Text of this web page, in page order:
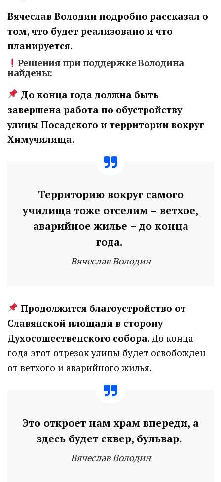
Вячеслав Володин подробно рассказал о
том, что будет реализовано и что
планируется.
Решения при поддержке Володина
найдены:
До конца года должна быть
завершена работа по обустройству
улицы Посадского и территории вокруг
Химучилища.
Территорию вокруг самого
училища тоже отселим – ветхое,
аварийное жилье – до конца
года.
Вячеслав Володин
Продолжится благоустройство от
Славянской площади в сторону
Духосошественского собора. До конца
года этот отрезок улицы будет освобожден
от ветхого и аварийного жилья.
Это откроет нам храм впереди, а
здесь будет сквер, бульвар.
Вячеслав Володин